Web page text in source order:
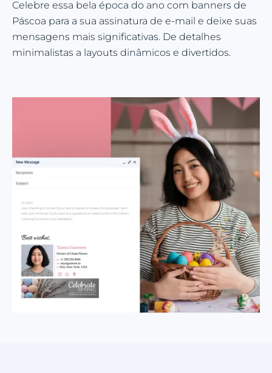
Celebre essa bela época do ano com banners de
Páscoa para a sua assinatura de e-mail e deixe suas
mensagens mais significativas. De detalhes
minimalistas a layouts dinâmicos e divertidos.